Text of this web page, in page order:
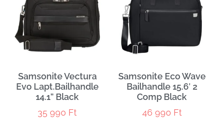
Samsonite Vectura
Evo Lapt.Bailhandle
14.1” Black
35 990 Ft
Samsonite Eco Wave
Bailhandle 15.6′ 2
Comp Black
46 990 Ft